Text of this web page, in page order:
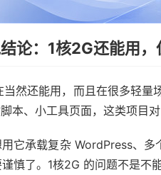
论：1核2G还能用，
当然还能用，而且在很多轻量
本、小工具页面，这类项目
它承载复杂 WordPress、
慎了。1核2G 的问题不是不